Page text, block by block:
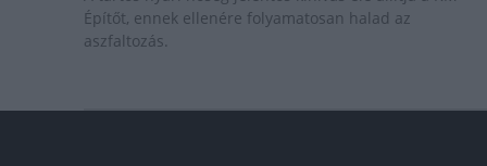
Építőt, ennek ellenére folyamatosan halad az
aszfaltozás.